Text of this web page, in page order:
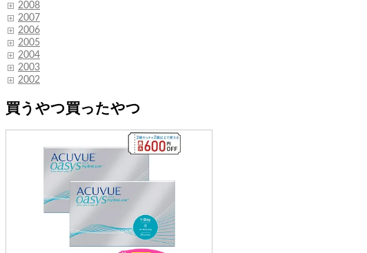
2008
2007
2006
2005
2004
2003
2002
買うやつ買ったやつ